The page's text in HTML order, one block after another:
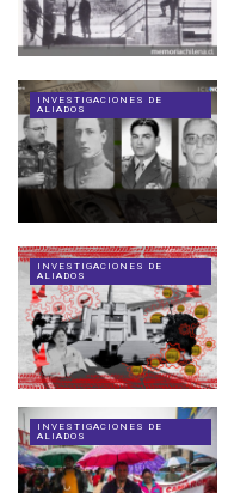
INVESTIGACIONES DE
ALIADOS
INVESTIGACIONES DE
ALIADOS
INVESTIGACIONES DE
ALIADOS